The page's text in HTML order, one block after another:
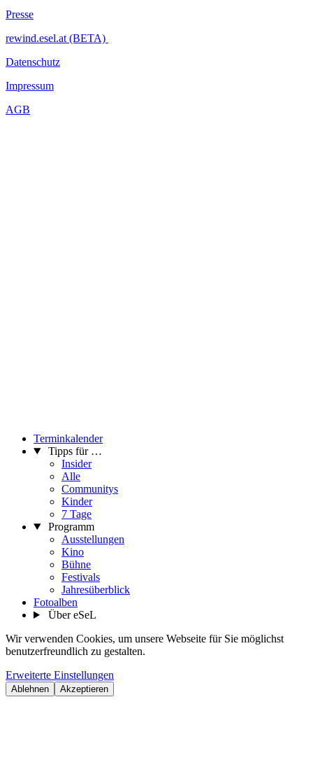
Presse
rewind.esel.at (BETA)
Datenschutz
Impressum
AGB
Terminkalender
Tipps für …
Insider
Alle
Communitys
Kinder
7 Tage
Programm
Ausstellungen
Kino
Bühne
Festivals
Jahresüberblick
Fotoalben
Über eSeL
Wir verwenden Cookies, um unsere Webseite für Sie möglichst
benutzerfreundlich zu gestalten.
Erweiterte Einstellungen
Ablehnen Akzeptieren